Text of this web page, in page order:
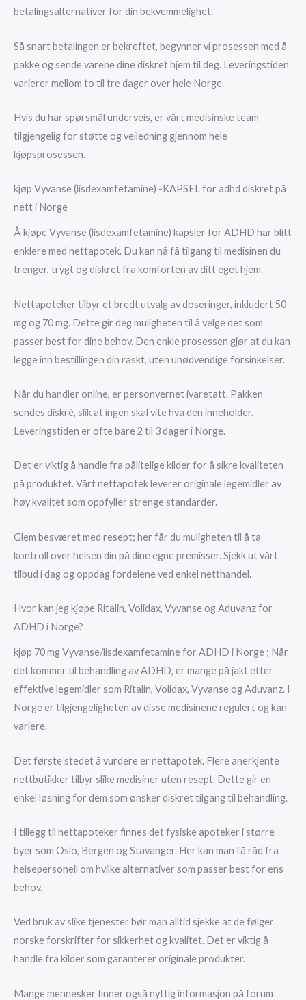
betalingsalternativer for din bekvemmelighet.
Så snart betalingen er bekreftet, begynner vi prosessen med å
pakke og sende varene dine diskret hjem til deg. Leveringstiden
varierer mellom to til tre dager over hele Norge.
Hvis du har spørsmål underveis, er vårt medisinske team
tilgjengelig for støtte og veiledning gjennom hele
kjøpsprosessen.
kjøp Vyvanse (lisdexamfetamine) -KAPSEL for adhd diskret på
nett i Norge
Å kjøpe Vyvanse (lisdexamfetamine) kapsler for ADHD har blitt
enklere med nettapotek. Du kan nå få tilgang til medisinen du
trenger, trygt og diskret fra komforten av ditt eget hjem.
Nettapoteker tilbyr et bredt utvalg av doseringer, inkludert 50
mg og 70 mg. Dette gir deg muligheten til å velge det som
passer best for dine behov. Den enkle prosessen gjør at du kan
legge inn bestillingen din raskt, uten unødvendige forsinkelser.
Når du handler online, er personvernet ivaretatt. Pakken
sendes diskré, slik at ingen skal vite hva den inneholder.
Leveringstiden er ofte bare 2 til 3 dager i Norge.
Det er viktig å handle fra pålitelige kilder for å sikre kvaliteten
på produktet. Vårt nettapotek leverer originale legemidler av
høy kvalitet som oppfyller strenge standarder.
Glem besværet med resept; her får du muligheten til å ta
kontroll over helsen din på dine egne premisser. Sjekk ut vårt
tilbud i dag og oppdag fordelene ved enkel netthandel.
Hvor kan jeg kjøpe Ritalin, Volidax, Vyvanse og Aduvanz for
ADHD i Norge?
kjøp 70 mg Vyvanse/lisdexamfetamine for ADHD i Norge ; Når
det kommer til behandling av ADHD, er mange på jakt etter
effektive legemidler som Ritalin, Volidax, Vyvanse og Aduvanz. I
Norge er tilgjengeligheten av disse medisinene regulert og kan
variere.
Det første stedet å vurdere er nettapotek. Flere anerkjente
nettbutikker tilbyr slike medisiner uten resept. Dette gir en
enkel løsning for dem som ønsker diskret tilgang til behandling.
I tillegg til nettapoteker finnes det fysiske apoteker i større
byer som Oslo, Bergen og Stavanger. Her kan man få råd fra
helsepersonell om hvilke alternativer som passer best for ens
behov.
Ved bruk av slike tjenester bør man alltid sjekke at de følger
norske forskrifter for sikkerhet og kvalitet. Det er viktig å
handle fra kilder som garanterer originale produkter.
Mange mennesker finner også nyttig informasjon på forum